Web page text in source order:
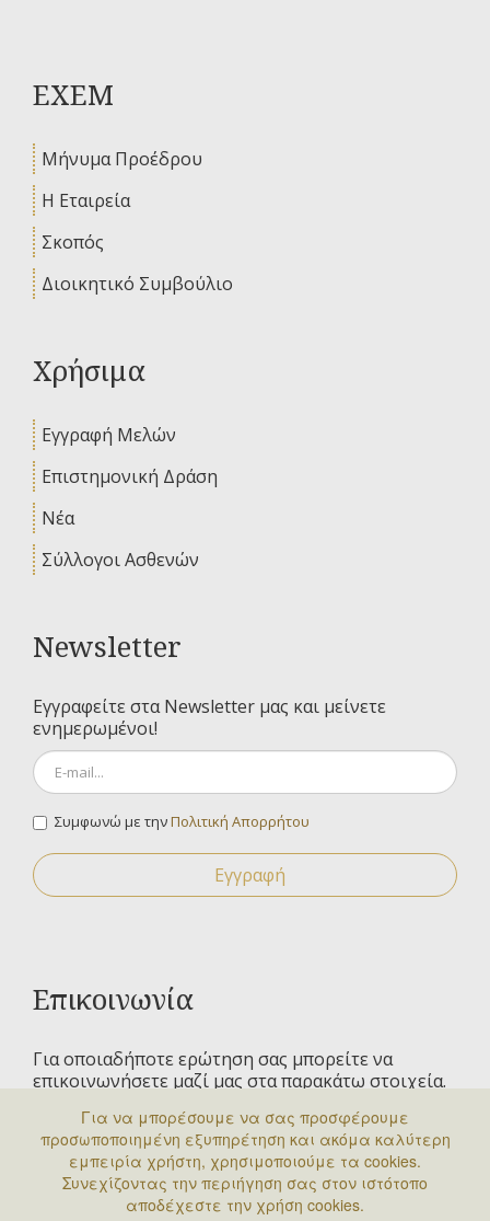
ΕΧΕΜ
Μήνυμα Προέδρου
Η Εταιρεία
Σκοπός
Διοικητικό Συμβούλιο
Χρήσιμα
Εγγραφή Μελών
Επιστημονική Δράση
Νέα
Σύλλογοι Ασθενών
Newsletter
Εγγραφείτε στα Newsletter μας και μείνετε
ενημερωμένοι!
Συμφωνώ με τηνΠολιτική Απορρήτου
Εγγραφή
Επικοινωνία
Για οποιαδήποτε ερώτηση σας μπορείτε να
επικοινωνήσετε μαζί μας στα παρακάτω στοιχεία.
Έσλιν 6, 11523 Αμπελόκηποι
ΔΕΥ - ΤΕΤ - ΠΑΡ : 09:00 - 13:00
210 6448140
Για να μπορέσουμε να σας προσφέρουμε
προσωποποιημένη εξυπηρέτηση και ακόμα καλύτερη
εμπειρία χρήστη, χρησιμοποιούμε τα cookies.
Συνεχίζοντας την περιήγηση σας στον ιστότοπο
αποδέχεστε την χρήση cookies.